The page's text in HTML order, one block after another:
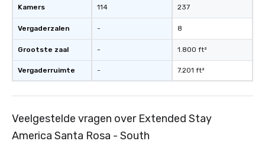
Kamers
Vergaderzalen
Grootste zaal
Vergaderruimte
114
-
-
-
237
8
1.800 ft²
7.201 ft²
Veelgestelde vragen over Extended Stay
America Santa Rosa - South